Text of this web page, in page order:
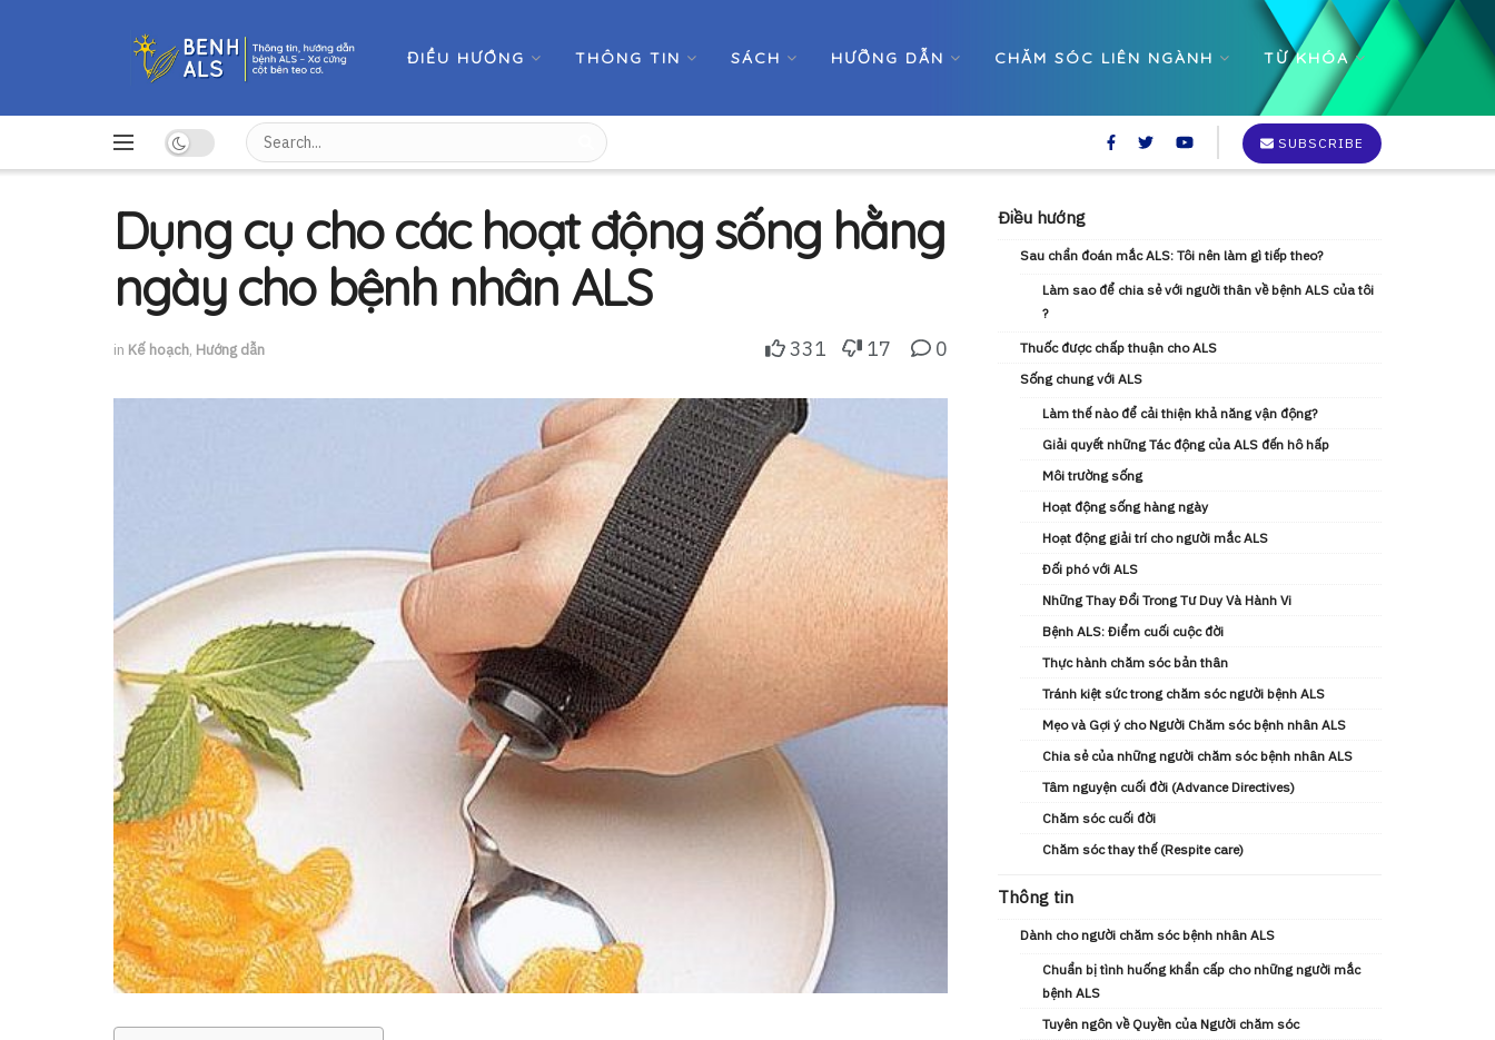
ĐIỀU HƯỚNG THÔNG TIN SÁCH HƯỠNG DẪN CHĂM SÓC LIÊN NGÀNH TỪ KHÓA
SUBSCRIBE
Dụng cụ cho các hoạt động sống hằng
ngày cho bệnh nhân ALS
in Kế hoạch, Hướng dẫn 331 17 0
Điều hướng
Sau chẩn đoán mắc ALS: Tôi nên làm gì tiếp theo?
Làm sao để chia sẻ với người thân về bệnh ALS của tôi
?
Thuốc được chấp thuận cho ALS
Sống chung với ALS
Làm thế nào để cải thiện khả năng vận động?
Giải quyết những Tác động của ALS đến hô hấp
Môi trường sống
Hoạt động sống hàng ngày
Hoạt động giải trí cho người mắc ALS
Đối phó với ALS
Những Thay Đổi Trong Tư Duy Và Hành Vi
Bệnh ALS: Điểm cuối cuộc đời
Thực hành chăm sóc bản thân
Tránh kiệt sức trong chăm sóc người bệnh ALS
Mẹo và Gợi ý cho Người Chăm sóc bệnh nhân ALS
Chia sẻ của những người chăm sóc bệnh nhân ALS
Tâm nguyện cuối đời (Advance Directives)
Chăm sóc cuối đời
Chăm sóc thay thế (Respite care)
Thông tin
Dành cho người chăm sóc bệnh nhân ALS
Chuẩn bị tình huống khẩn cấp cho những người mắc
bệnh ALS
Tuyên ngôn về Quyền của Người chăm sóc